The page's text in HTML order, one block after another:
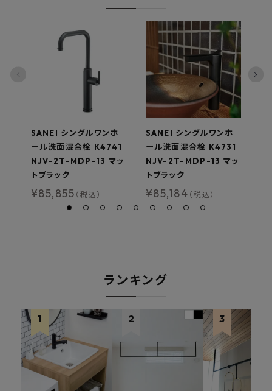
SANEI シングルワンホ
ール洗面混合栓 K4741
NJV-2T-MDP-13 マッ
トブラック
¥85,855 （税込）
SANEI シングルワンホ
ール洗面混合栓 K4731
NJV-2T-MDP-13 マッ
トブラック
¥85,184 （税込）
ランキング